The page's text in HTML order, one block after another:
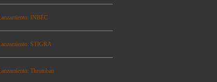
INBEC
STIGRA
Thromban